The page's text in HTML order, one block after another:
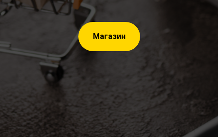
Магазин